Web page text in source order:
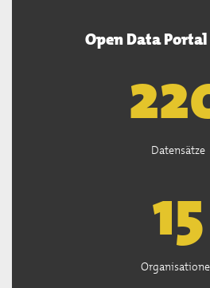
Open Data
Datensätze
15